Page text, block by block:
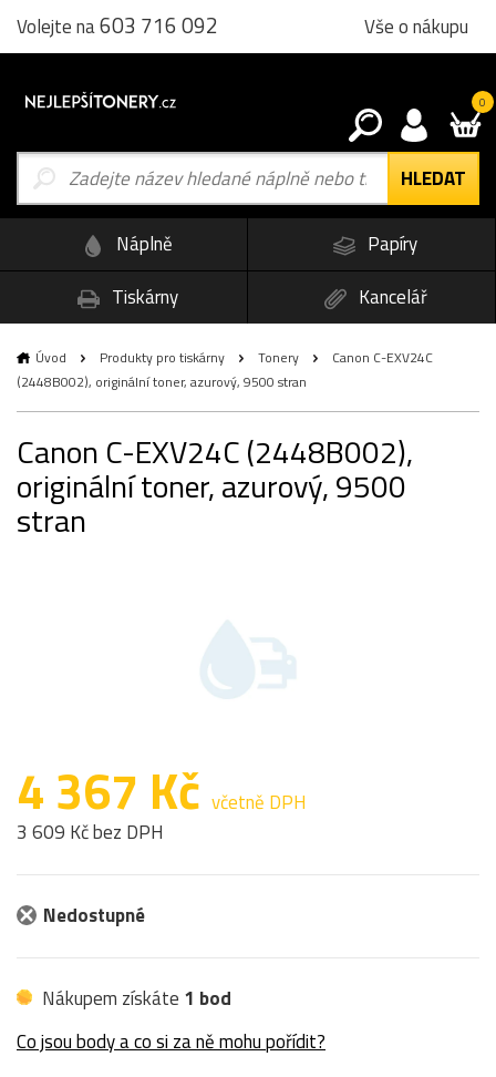
Volejte na603 716 092 Vše o nákupu
0
Náplně
Papíry
Tiskárny
Kancelář
Úvod Produkty pro tiskárny Tonery
Canon C-EXV24C
(2448B002), originální toner, azurový, 9500 stran
Canon C-EXV24C (2448B002),
originální toner, azurový, 9500
stran
4 367 Kč včetně DPH
3 609 Kč bez DPH
Nedostupné
Nákupem získáte 1 bod
Co jsou body a co si za ně mohu pořídit?